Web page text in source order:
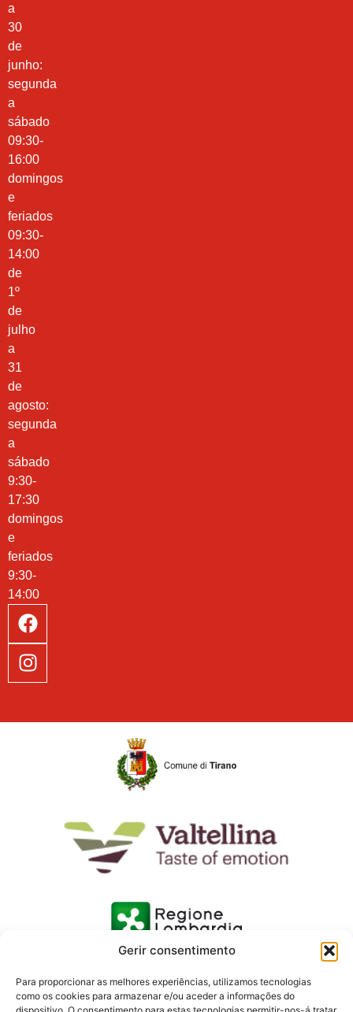
Gerir consentimento
Para proporcionar as melhores experiências, utilizamos tecnologias
como os cookies para armazenar e/ou aceder a informações do
a
30
de
junho:
segunda
a
sábado
09:30-
16:00
domingos
e
feriados
09:30-
14:00
de
1º
de
julho
a
31
de
agosto:
segunda
a
sábado
9:30-
17:30
domingos
e
feriados
9:30-
14:00